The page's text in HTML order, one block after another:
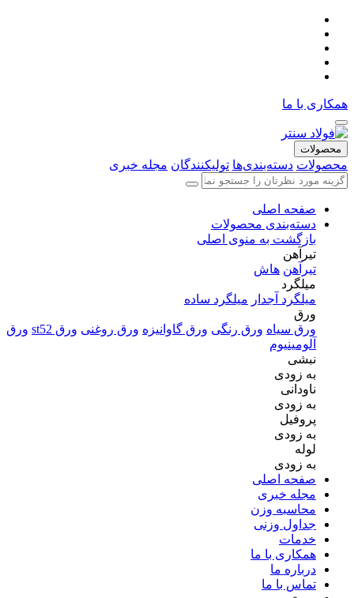
همکاری با ما
محصولات
محصولات دسته‌بندی‌ها تولیکنندگان مجله خبری
صفحه اصلی
دسته‌بندی محصولات
بازگشت به منوی اصلی
تیرآهن
تیرآهن هاش
میلگرد
میلگرد آجدار میلگرد ساده
ورق
ورق سیاه ورق رنگی ورق گاوانیزه ورق روغنی ورق st52
ورق
آلومینیوم
نبشی
به زودی
ناودانی
به زودی
پروفیل
به زودی
لوله
به زودی
صفحه اصلی
مجله خبری
محاسبه وزن
جداول وزنی
خدمات
همکاری با ما
درباره ما
تماس با ما